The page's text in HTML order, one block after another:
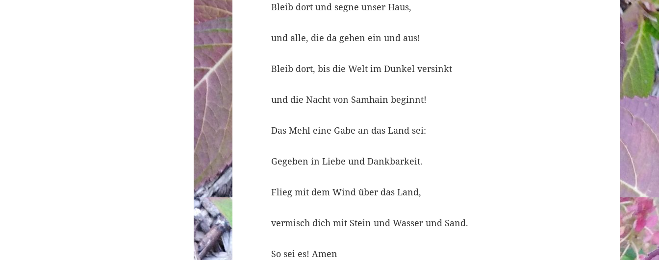
Bleib dort und segne unser Haus,
und alle, die da gehen ein und aus!
Bleib dort, bis die Welt im Dunkel versinkt
und die Nacht von Samhain beginnt!
Das Mehl eine Gabe an das Land sei:
Gegeben in Liebe und Dankbarkeit.
Flieg mit dem Wind über das Land,
vermisch dich mit Stein und Wasser und Sand.
So sei es! Amen